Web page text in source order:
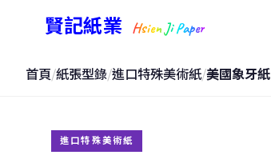
賢記紙業 Hsien Ji Paper
首頁/紙張型錄/進口特殊美術紙/美國象牙紙
進口特殊美術紙